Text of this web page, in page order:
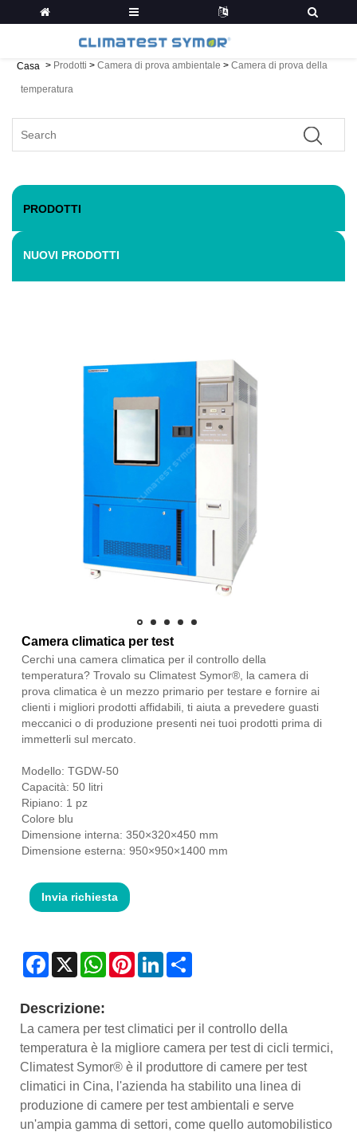
Casa > Prodotti > Camera di prova ambientale > Camera di prova della
temperatura
PRODOTTI
NUOVI PRODOTTI
Camera climatica per test
Cerchi una camera climatica per il controllo della
temperatura? Trovalo su Climatest Symor®, la camera di
prova climatica è un mezzo primario per testare e fornire ai
clienti i migliori prodotti affidabili, ti aiuta a prevedere guasti
meccanici o di produzione presenti nei tuoi prodotti prima di
immetterli sul mercato.
Modello: TGDW-50
Capacità: 50 litri
Ripiano: 1 pz
Colore blu
Dimensione interna: 350×320×450 mm
Dimensione esterna: 950×950×1400 mm
Invia richiesta
Facebook
X WhatsAppPinterestLinkedIn
Descrizione:
La camera per test climatici per il controllo della
temperatura è la migliore camera per test di cicli termici,
Climatest Symor® è il produttore di camere per test
climatici in Cina, l'azienda ha stabilito una linea di
produzione di camere per test ambientali e serve
un'ampia gamma di settori, come quello automobilistico